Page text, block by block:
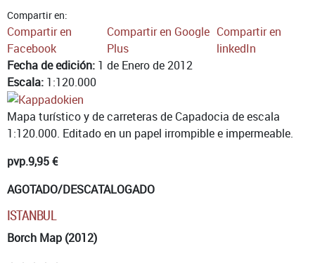
Compartir en:
Compartir en
Facebook
Compartir en Google
Plus
Compartir en
linkedIn
Fecha de edición: 1 de Enero de 2012
Escala: 1:120.000
Mapa turístico y de carreteras de Capadocia de escala
1:120.000. Editado en un papel irrompible e impermeable.
pvp.9,95 €
AGOTADO/DESCATALOGADO
ISTANBUL
Borch Map (2012)